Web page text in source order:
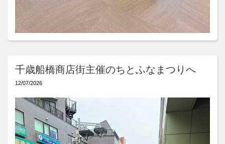
千歳船橋商店街主催のちとふなまつりへ
12/07/2026